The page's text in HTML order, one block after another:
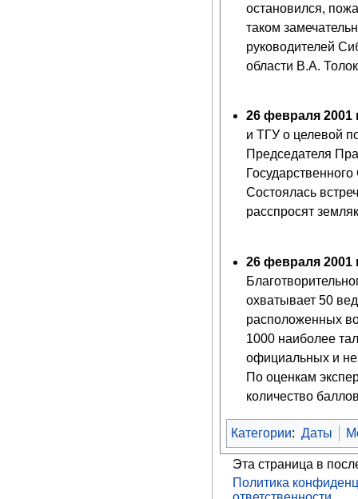
остановился,
таком
руководителей
области В.А.
26 февраля 2001
и ТГУ о целевой
Председателя
Состоялась
расспросят
26 февраля 2001
охватывает 50
расположенных
1000 наиболее
официальных и
По оценкам
количество
Категории: Даты
Эта страница в
Политика